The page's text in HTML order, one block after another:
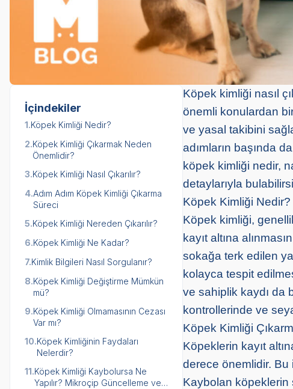
İçindekiler
1.Köpek Kimliği Nedir?
2.Köpek Kimliği Çıkarmak Neden
Önemlidir?
3.Köpek Kimliği Nasıl Çıkarılır?
4.Adım Adım Köpek Kimliği Çıkarma
Süreci
5.Köpek Kimliği Nereden Çıkarılır?
6.Köpek Kimliği Ne Kadar?
7.Kimlik Bilgileri Nasıl Sorgulanır?
8.Köpek Kimliği Değiştirme Mümkün
mü?
9.Köpek Kimliği Olmamasının Cezası
Var mı?
10.Köpek Kimliğinin Faydaları
Nelerdir?
11.Köpek Kimliği Kaybolursa Ne
Yapılır? Mikroçip Güncelleme ve
Köpek kimliği nasıl
önemli konulardan
ve yasal takibini
adımların başında
köpek kimliği nedir,
detaylarıyla
Köpek Kimliği Nedir?
Köpek kimliği,
kayıt altına
sokağa terk edilen
kolayca tespit
ve sahiplik kaydı da
kontrollerinde ve
Köpek Kimliği
Köpeklerin kayıt
derece önemlidir.
Kaybolan köpeklerin